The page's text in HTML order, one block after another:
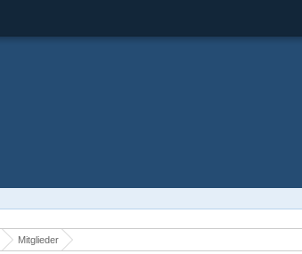
Mitglieder